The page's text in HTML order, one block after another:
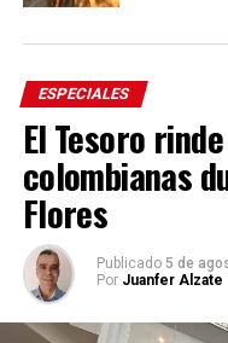
ESPECIALES
El Tesoro
colombianas
Flores
Publicado 5 de
Por Juanfer Alzate